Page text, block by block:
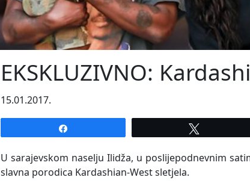
EKSKLUZIVNO:
15.01.2017.
U sarajevskom naselju Ilidža, u poslijepodnevnim
slavna porodica Kardashian-West sletjela.